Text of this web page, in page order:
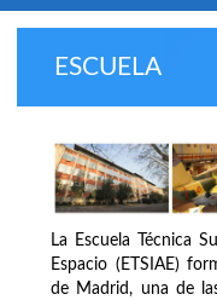
ESCUELA
La Escuela Técnica
Espacio (ETSIAE)
de Madrid, una de